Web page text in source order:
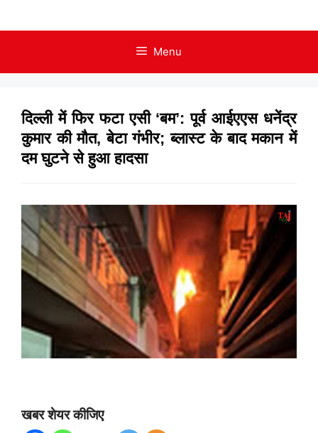
Menu
दिल्ली में फिर फटा एसी ‘बम’: पूर्व आईएएस धनेंद्र
कुमार की मौत, बेटा गंभीर; ब्लास्ट के बाद मकान में
दम घुटने से हुआ हादसा
खबर शेयर कीजिए